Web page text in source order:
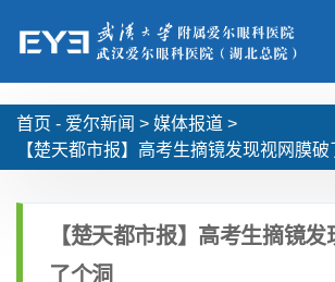
首页 - 爱尔新闻 > 媒体报道 >
【楚天都市报】高考生摘镜发现视网膜破
【楚天都市报】高考生摘镜
了个洞